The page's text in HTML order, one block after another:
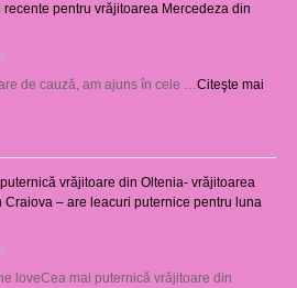
recente pentru vrăjitoarea Mercedeza din
de cauză, am ajuns în cele …Citeşte mai
vrăjitoare din Oltenia- vrăjitoarea
Craiova – are leacuri puternice pentru luna
loveCea mai puternică vrăjitoare din